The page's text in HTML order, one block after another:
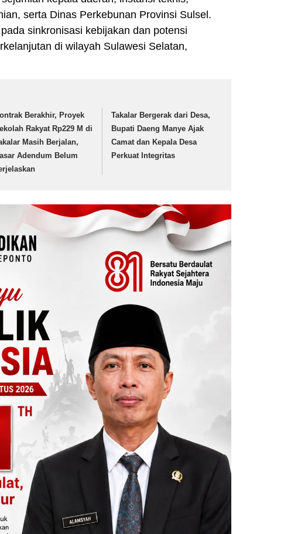
serta Dinas Perkebunan Provinsi Sulsel.
sinkronisasi kebijakan dan potensi
di wilayah Sulawesi Selatan,
Berakhir, Proyek
Rakyat Rp229 M di
Masih Berjalan,
Adendum Belum
Takalar Bergerak dari Desa,
Bupati Daeng Manye Ajak
Camat dan Kepala Desa
Perkuat Integritas